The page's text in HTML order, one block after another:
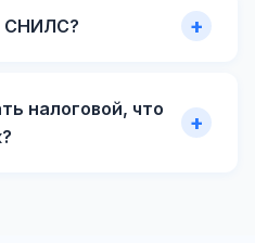
СНИЛС?
налоговой, что